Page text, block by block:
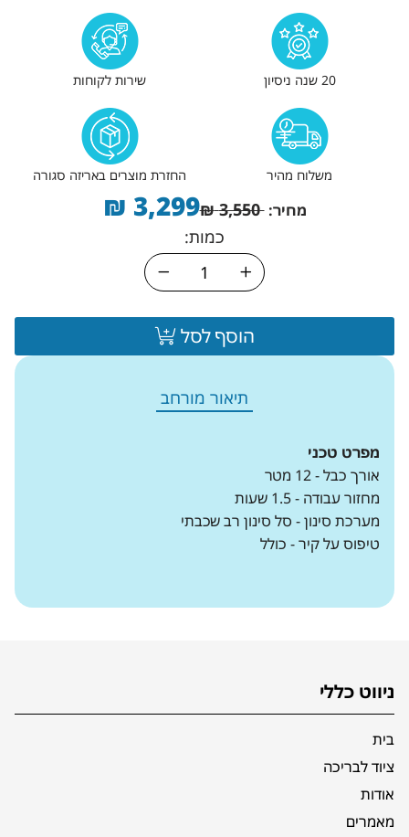
20 שנה ניסיון שירות לקוחות
משלוח מהיר החזרת מוצרים באריזה סגורה
מחיר: 3,550
₪
3,299
₪
כמות:
הוסף לסל
תיאור מורחב
מפרט טכני
אורך כבל - 12 מטר
מחזור עבודה - 1.5 שעות
מערכת סינון - סל סינון רב שכבתי
טיפוס על קיר - כולל
ניווט כללי
בית
ציוד לבריכה
אודות
מאמרים